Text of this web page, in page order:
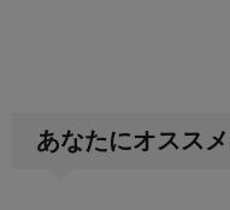
あなたにオスス